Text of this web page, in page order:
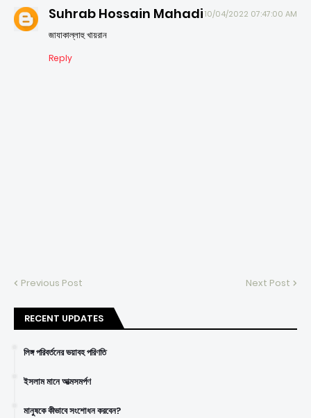
Suhrab Hossain Mahadi10/04/2022 07:47:00 AM
জাযাকাল্লাহু খায়রান
Reply
Previous Post Next Post
RECENT UPDATES
লিঙ্গ পরিবর্তনের ভয়াবহ পরিণতি
ইসলাম মানে আত্মসমর্পণ
মানুষকে কীভাবে সংশোধন করবেন?